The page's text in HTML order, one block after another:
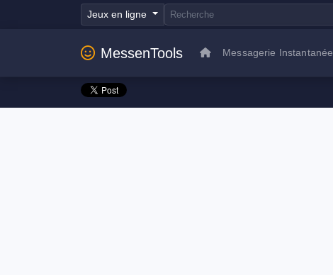
Jeux en ligne
MessenTools Messagerie Instantanée